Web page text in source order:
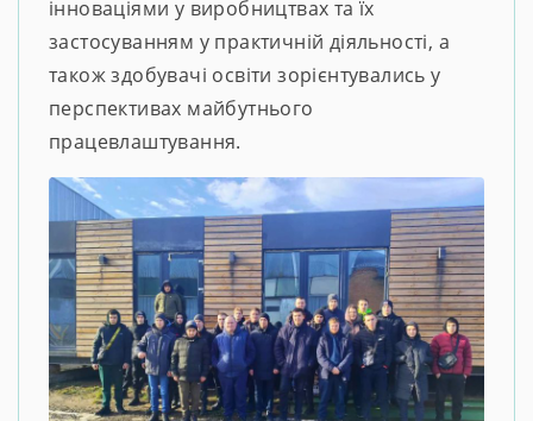
інноваціями у виробництвах та їх
застосуванням у практичній діяльності, а
також здобувачі освіти зорієнтувались у
перспективах майбутнього
працевлаштування.